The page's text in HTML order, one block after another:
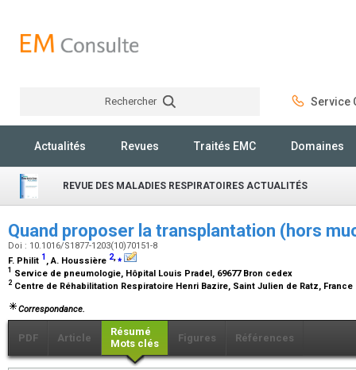
Rechercher Service
Actualités Revues Traités EMC Domaines
REVUE DES MALADIES RESPIRATOIRES ACTUALITÉS
Quand proposer la transplantation (hors
Doi : 10.1016/S1877-1203(10)70151-8
F. Philit 1 , A. Houssière 2,⁎
1 Service de pneumologie, Hôpital Louis Pradel, 69677 Bron cedex
2 Centre de Réhabilitation Respiratoire Henri Bazire, Saint Julien de Ratz, France
Correspondance.
PDF Article
Résumé
Mots clés
Figures Références